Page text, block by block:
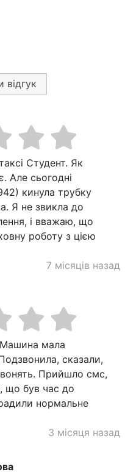
відгук
Студент. Як
Але сьогодні
кинула трубку
Я не звикла до
і вважаю, що
роботу з цією
7 місяців назад
мала
сказали,
Прийшло смс,
що був час до
нормальне
3 місяця назад